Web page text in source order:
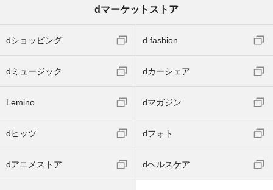
dマーケットストア
dショッピング d fashion
dミュージック dカーシェア
Lemino dマガジン
dヒッツ dフォト
dアニメストア dヘルスケア